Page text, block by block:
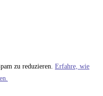
zu reduzieren. Erfahre, wie